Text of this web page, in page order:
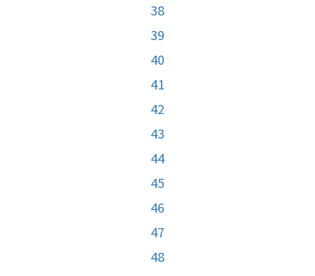
38
39
40
41
42
43
44
45
46
47
48